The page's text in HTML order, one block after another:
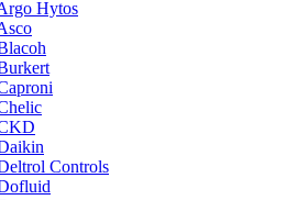
Hytos
Controls